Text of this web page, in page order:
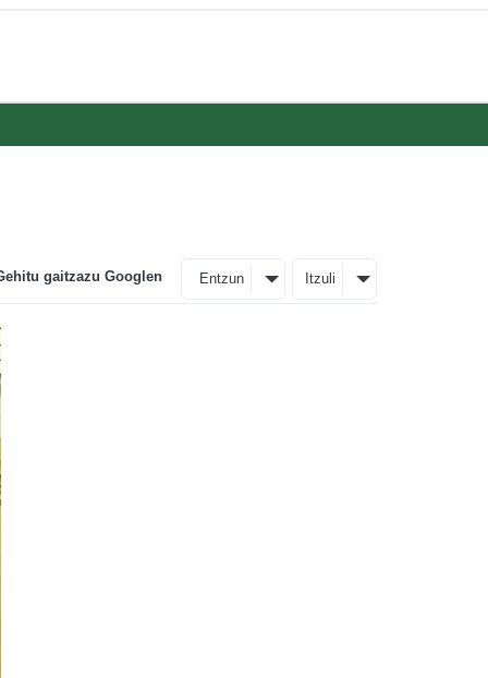
gaitzazu Googlen Entzun Itzuli